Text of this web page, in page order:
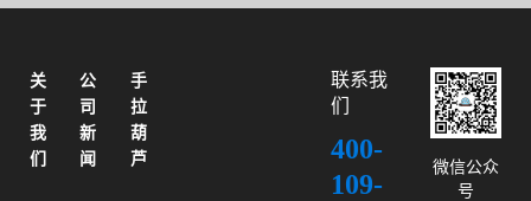
关
于
我
们
公
司
新
闻
手
拉
葫
芦
联系我
们
400-
109-
微信公众
号